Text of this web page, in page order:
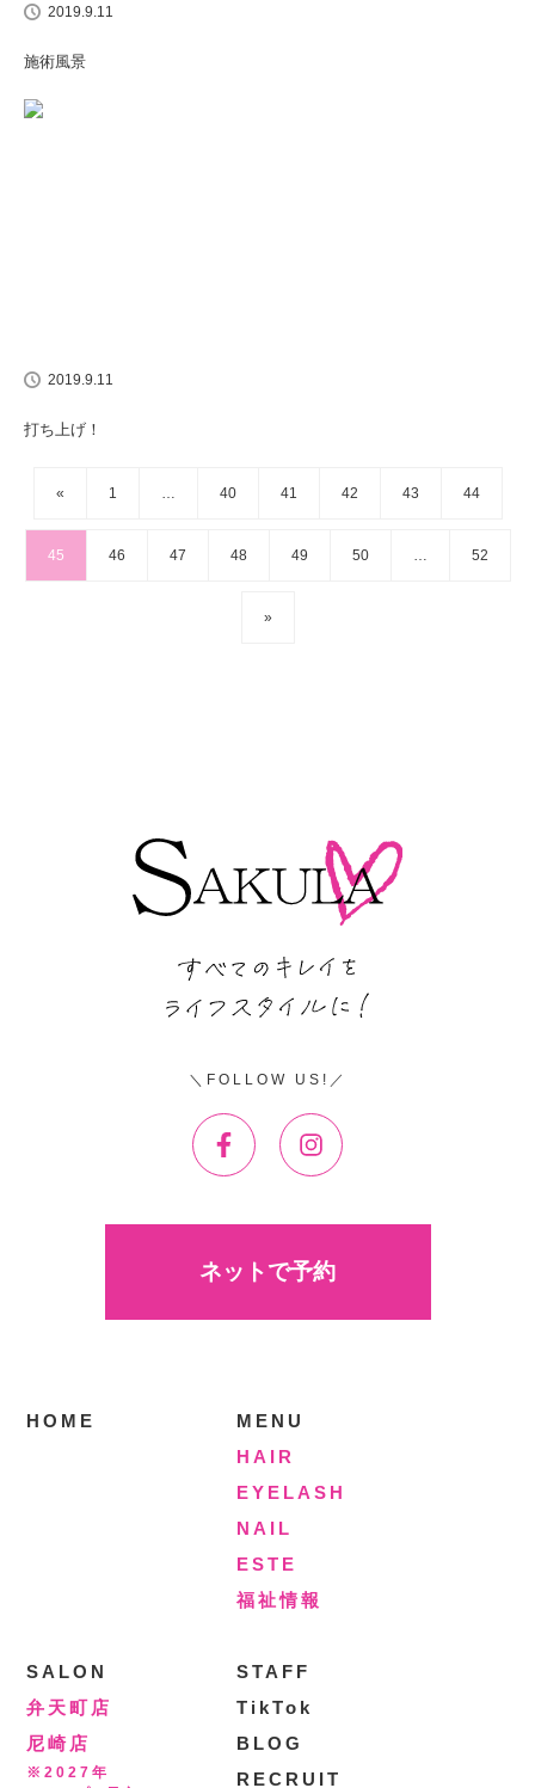
2019.9.11
施術風景
2019.9.11
打ち上げ！
« 1 … 40 41 42 43 44
45 46 47 48 49 50 … 52
»
FOLLOW US!
ネットで予約
HOME
MENU
HAIR
EYELASH
NAIL
ESTE
福祉情報
SALON
弁天町店
尼崎店
※2027年
STAFF
TikTok
BLOG
RECRUIT